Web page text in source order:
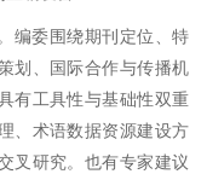
编委围绕期刊定位、特
划、国际合作与传播机
有工具性与基础性双重
、术语数据资源建设方
叉研究。也有专家建议